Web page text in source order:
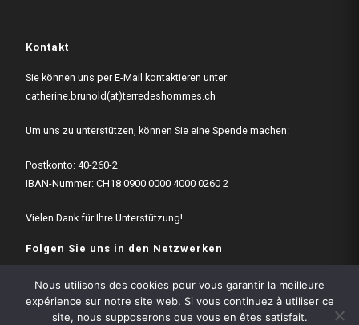
Kontakt
Sie können uns per E-Mail kontaktieren unter
catherine.brunold(at)terredeshommes.ch
Um uns zu unterstützen, können Sie eine Spende machen:
Postkonto: 40-260-2
IBAN-Nummer: CH18 0900 0000 4000 0260 2
Vielen Dank für Ihre Unterstützung!
Folgen Sie uns in den Netzwerken
Nous utilisons des cookies pour vous garantir la meilleure
expérience sur notre site web. Si vous continuez à utiliser ce
site, nous supposerons que vous en êtes satisfait.